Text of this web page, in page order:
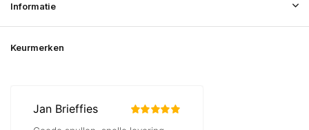
Informatie
Keurmerken